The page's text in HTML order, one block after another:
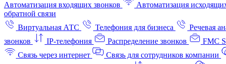
Автоматизация входящих звонков
Автоматизация
обратной связи
Виртуальная АТС
Телефония для бизнеса Речевая
звонков
IP-телефония Распределение звонков FMC
Связь через интернет
Связь для сотрудников компании